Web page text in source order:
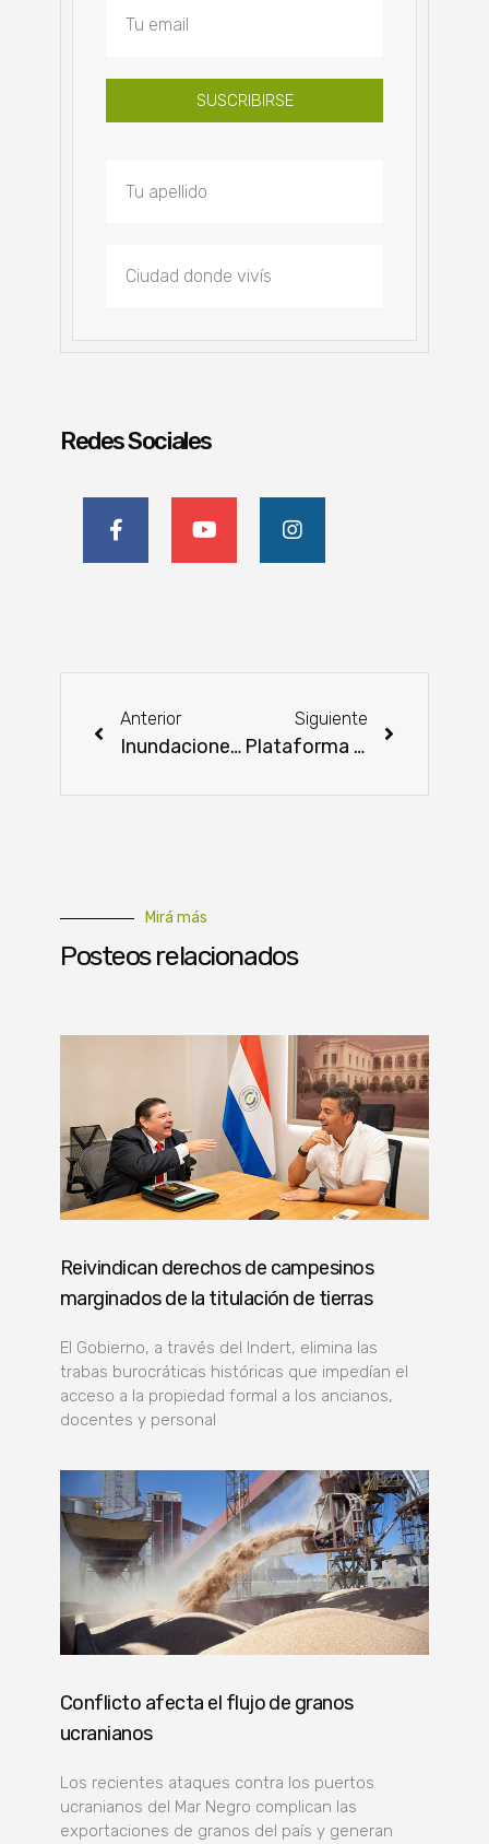
SUSCRIBIRSE
Redes Sociales
Anterior
Inundaciones en el Chaco: “Hoy es una cuestión humanitaria”, alerta Egon Neufeld
Siguiente
Plataforma de la APPEC muestra señales positivas en toda la cadena de la carne
Mirá más
Posteos relacionados
Reivindican derechos de campesinos
marginados de la titulación de tierras
El Gobierno, a través del Indert, elimina las
trabas burocráticas históricas que impedían el
acceso a la propiedad formal a los ancianos,
docentes y personal
Conflicto afecta el flujo de granos
ucranianos
Los recientes ataques contra los puertos
ucranianos del Mar Negro complican las
exportaciones de granos del país y generan